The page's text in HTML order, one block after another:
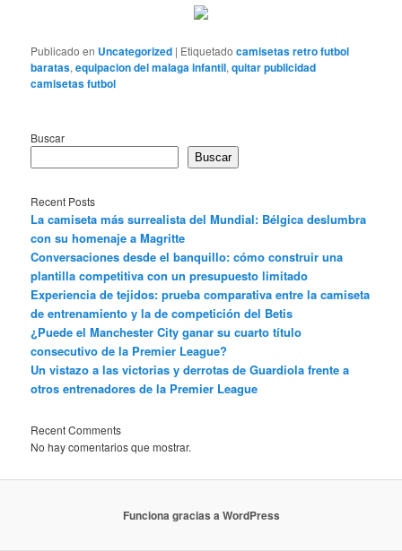
Publicado en Uncategorized | Etiquetado camisetas retro futbol
baratas,equipacion del malaga infantil,quitar publicidad
camisetas futbol
Buscar
Buscar
Recent Posts
La camiseta más surrealista del Mundial: Bélgica deslumbra
con su homenaje a Magritte
Conversaciones desde el banquillo: cómo construir una
plantilla competitiva con un presupuesto limitado
Experiencia de tejidos: prueba comparativa entre la camiseta
de entrenamiento y la de competición del Betis
¿Puede el Manchester City ganar su cuarto título
consecutivo de la Premier League?
Un vistazo a las victorias y derrotas de Guardiola frente a
otros entrenadores de la Premier League
Recent Comments
No hay comentarios que mostrar.
Funciona gracias a WordPress